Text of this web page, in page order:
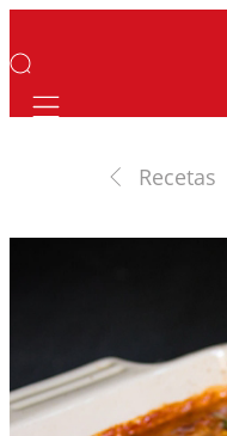
Mobile navigation
Recetas